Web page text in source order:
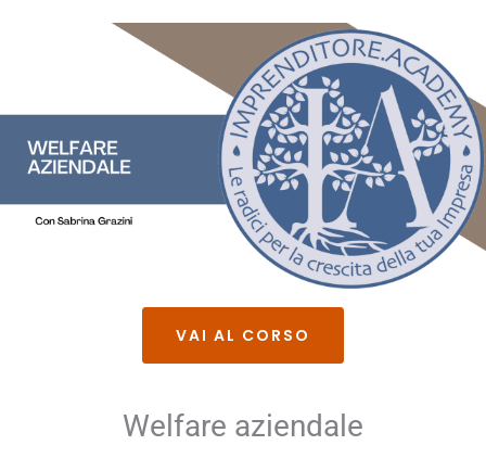
VAI AL CORSO
Welfare aziendale